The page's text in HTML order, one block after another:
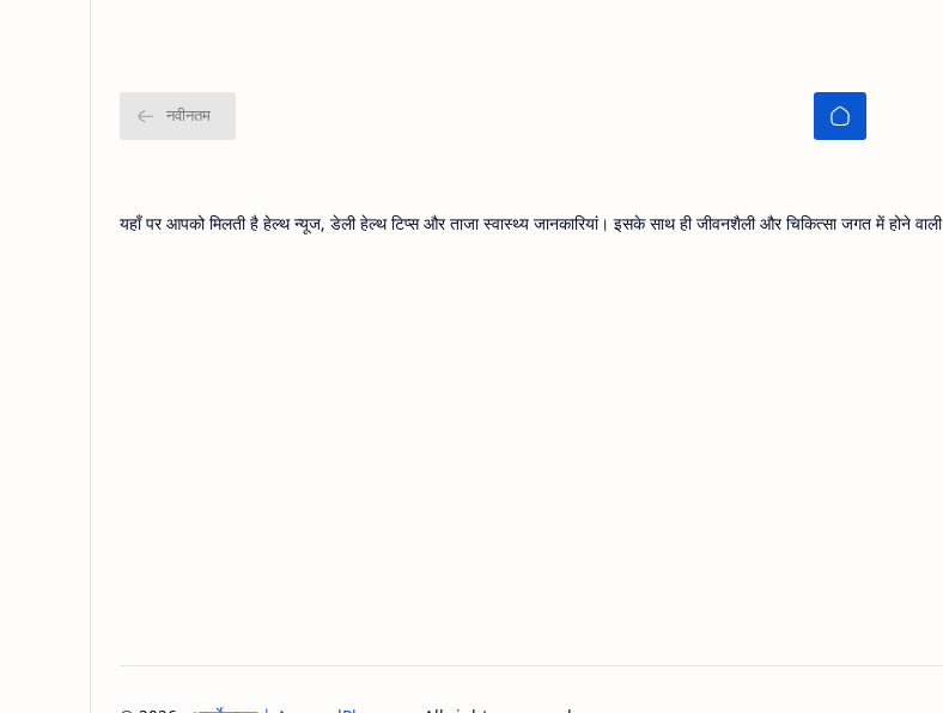
यहाँ पर आपको मिलती है हेल्थ न्यूज, डेली हेल्थ टिप्स और ताजा स्वास्थ्य जानकारियां। इसके साथ ही जीवनशैली और चिकित्सा जगत में होने